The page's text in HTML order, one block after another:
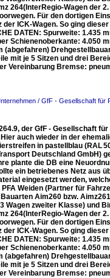
264(InterRegio-Wagen der
Für den dortigen
ICK-Wagen. So ging
DATEN: Spurweite: 1.435
Schienenoberkante: 4.050
mit je 5 Sitzen und drei
Vereinbarung Bremse:
/ GfF - Gesellschaft für
der GfF - Gesellschaft
auch wieder in der
in pastellblau (RAL
Deutschland GmbH)
plante die DB eine
ein betriebenes Netz aus
eingesetzt werden,
Weiden (Partner für
Aim260 bzw.
zweiter Klasse) und
264(InterRegio-Wagen der
Für den dortigen
ICK-Wagen. So ging
DATEN: Spurweite: 1.435
Schienenoberkante: 4.050
mit je 5 Sitzen und drei
Vereinbarung Bremse: